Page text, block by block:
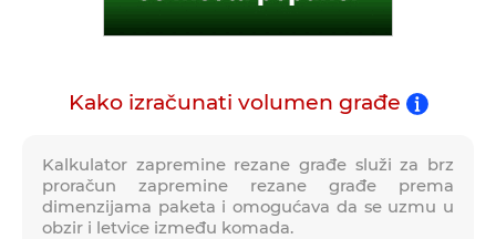
Kako izračunati volumen građe
Kalkulator zapremine rezane građe služi za brz
proračun zapremine rezane građe prema
dimenzijama paketa i omogućava da se uzmu u
obzir i letvice između komada.